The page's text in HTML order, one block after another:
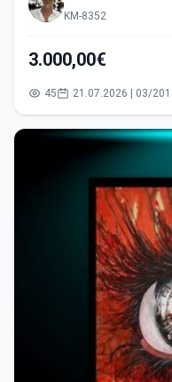
KM-8352
3.000,00€
45 21.07.2026 | 03/